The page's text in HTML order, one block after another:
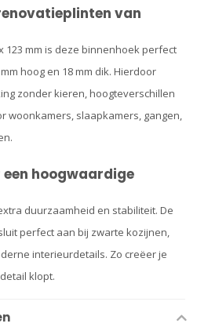
van
123 mm is deze binnenhoek perfect
hoog en 18 mm dik. Hierdoor
zonder kieren, hoogteverschillen
woonkamers, slaapkamers, gangen,
een hoogwaardige
duurzaamheid en stabiliteit. De
perfect aan bij zwarte kozijnen,
interieurdetails. Zo creëer je
klopt.